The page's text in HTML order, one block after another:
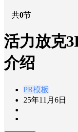
共0节
活力放克
介绍
PR模板
25年11月6日